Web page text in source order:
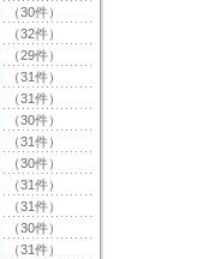
（30件）
（32件）
（29件）
（31件）
（31件）
（30件）
（31件）
（30件）
（31件）
（31件）
（30件）
（31件）